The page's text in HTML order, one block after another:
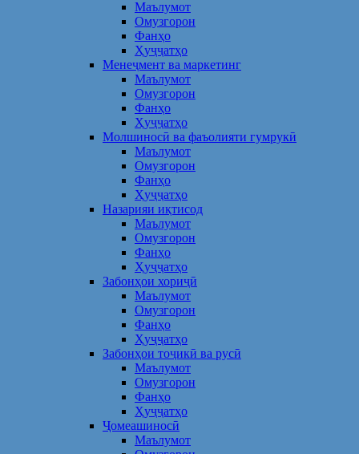
Маълумот
Омузгорон
Фанҳо
Ҳуҷҷатҳо
Менеҷмент ва маркетинг
Маълумот
Омузгорон
Фанҳо
Ҳуҷҷатҳо
Молшиносӣ ва фаъолияти гумрукӣ
Маълумот
Омузгорон
Фанҳо
Ҳуҷҷатҳо
Назарияи иқтисод
Маълумот
Омузгорон
Фанҳо
Ҳуҷҷатҳо
Забонҳои хориҷӣ
Маълумот
Омузгорон
Фанҳо
Ҳуҷҷатҳо
Забонҳои тоҷикӣ ва русӣ
Маълумот
Омузгорон
Фанҳо
Ҳуҷҷатҳо
Ҷомеашиносӣ
Маълумот